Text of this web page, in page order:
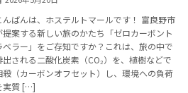
んばんは、ホステルトマールです！ 富良野市
提案する新しい旅のかたち「ゼロカーボント
ベラー」をご存知ですか？これは、旅の中で
出される二酸化炭素（CO₂）を、植樹などで
殺（カーボンオフセット）し、環境への負荷
実質 […]